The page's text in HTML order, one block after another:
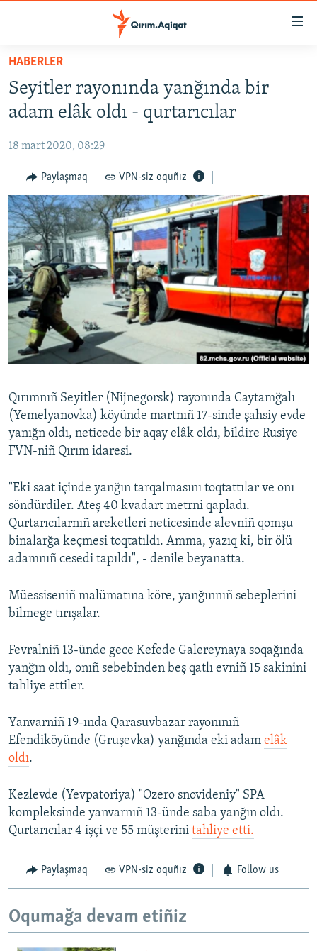
Esas
qaytmaq
Baş
qaytmaq
qaytmaq
HABERLER
SİYASET
CEMİYET
MEDENİYET
İNSAN AQLARI
VİDEO
SÜRET
BLOGLAR
FİKİR
Русский
Українською
QOŞULIÑIZ!
HABERLER
Seyitler rayonında yanğında bir
adam elâk oldı - qurtarıcılar
18 mart 2020, 08:29
Paylaşmaq VPN-siz oquñız
Qırımnıñ Seyitler (Nijnegorsk) rayonında Caytamğalı
(Yemelyanovka) köyünde martnıñ 17-sinde şahsiy evde
yanığn oldı, neticede bir aqay elâk oldı, bildire Rusiye
FVN-niñ Qırım idaresi.
"Eki saat içinde yanğın tarqalmasını toqtattılar ve onı
söndürdiler. Ateş 40 kvadart metrni qapladı.
Qurtarıcılarnıñ areketleri neticesinde alevniñ qomşu
binalarğa keçmesi toqtatıldı. Amma, yazıq ki, bir ölü
adamnıñ cesedi tapıldı", - denile beyanatta.
Müessiseniñ malümatına köre, yanğınnıñ sebeplerini
bilmege tırışalar.
Fevralniñ 13-ünde gece Kefede Galereynaya soqağında
yanğın oldı, onıñ sebebinden beş qatlı evniñ 15 sakinini
tahliye ettiler.
Yanvarniñ 19-ında Qarasuvbazar rayonınıñ
Efendiköyünde (Gruşevka) yanğında eki adam elâk
oldı.
Kezlevde (Yevpatoriya) "Ozero snovideniy" SPA
kompleksinde yanvarnıñ 13-ünde saba yanğın oldı.
Qurtarıcılar 4 işçi ve 55 müşterini tahliye etti.
Paylaşmaq VPN-siz oquñız Follow us
Oqumağa devam etiñiz